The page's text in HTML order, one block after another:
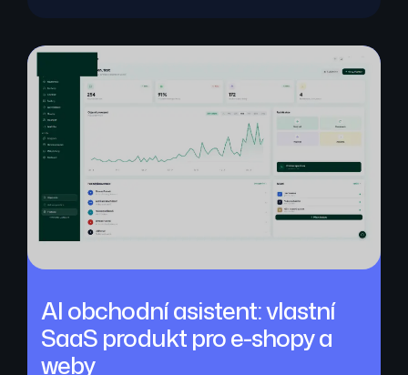
AI obchodní asistent: vlastní
SaaS produkt pro e-shopy a
weby